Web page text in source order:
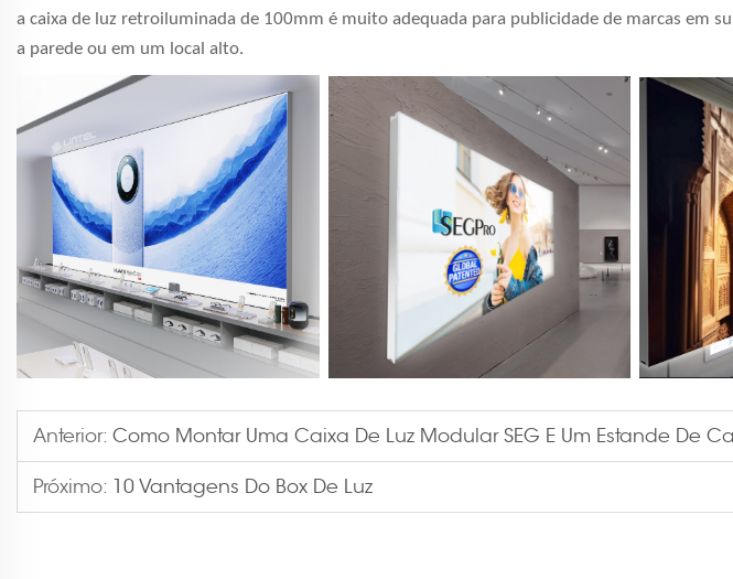
a caixa de luz retroiluminada de 100mm é muito adequada para publicidade de marcas em
a parede ou em um local alto.
Anterior: Como Montar Uma Caixa De Luz Modular SEG E Um Estande De
Próximo: 10 Vantagens Do Box De Luz